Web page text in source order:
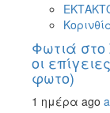
Φωτιά στο
οι
φωτο)
1 ημέρα ago